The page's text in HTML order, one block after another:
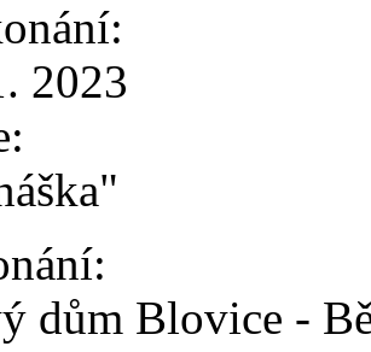
2023
dům Blovice -